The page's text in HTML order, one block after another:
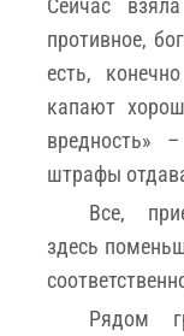
противное,
есть,
капают
вредность»
штрафы
Все,
здесь
Рядом